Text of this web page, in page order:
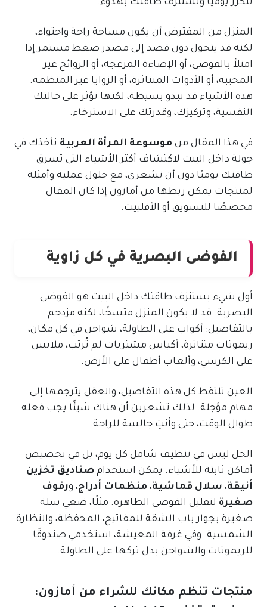
تتكرر يوميًا وتستنزف طاقتك بهدوء.
المنزل من المفترض أن يكون مساحة راحة واحتواء،
لكنه قد يتحول دون قصد إلى مصدر ضغط مستمر إذا
امتلأ بالفوضى، أو الإضاءة المزعجة، أو الروائح غير
المحببة، أو الأدوات المتناثرة، أو الزوايا غير المنظمة.
هذه الأشياء قد تبدو بسيطة، لكنها تؤثر على حالتك
النفسية، وتركيزك، وقدرتك على الاسترخاء.
في هذا المقال من موسوعة المرأة العربية نأخذك في
جولة داخل البيت لاكتشاف أكثر الأشياء التي تسرق
طاقتك يوميًا دون أن تشعري، مع حلول عملية وأمثلة
لمنتجات يمكن ربطها من أمازون إذا كان المقال
مخصصًا للتسويق أو الأفلييت.
الفوضى البصرية في كل زاوية
أول شيء يستنزف طاقتك داخل البيت هو الفوضى
البصرية. قد لا يكون المنزل متسخًا، لكنه مزدحم
بالتفاصيل: أكواب على الطاولة، شواحن في كل مكان،
ريموتات متناثرة، أكياس مشتريات لم تُرتب، ملابس
على الكرسي، وألعاب أطفال على الأرض.
العين تلتقط كل هذه التفاصيل، والعقل يترجمها إلى
مهام مؤجلة. لذلك تشعرين أن هناك شيئًا يجب فعله
طوال الوقت، حتى وأنتِ جالسة للراحة.
الحل ليس في تنظيف شامل كل يوم، بل في تخصيص
أماكن ثابتة للأشياء. يمكن استخدام صناديق تخزين
أنيقة، سلال قماشية، منظمات أدراج، ورفوف
صغيرة لتقليل الفوضى الظاهرة. مثلًا، ضعي سلة
صغيرة بجوار باب الشقة للمفاتيح، المحفظة، والنظارة
الشمسية. وفي غرفة المعيشة، استخدمي صندوقًا
للريموتات والشواحن بدل تركها على الطاولة.
منتجات تنظم مكانك للشراء من أمازون: